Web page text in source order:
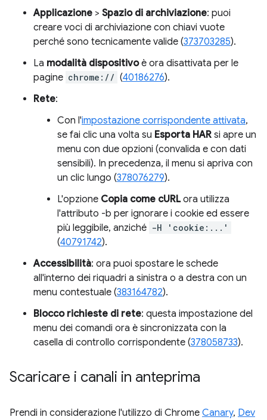
Applicazione > Spazio di archiviazione: puoi
creare voci di archiviazione con chiavi vuote
perché sono tecnicamente valide (373703285).
La modalità dispositivoè ora disattivata per le
pagine chrome:// (40186276).
Rete:
Con l'impostazione corrispondente attivata,
se fai clic una volta su Esporta HAR si apre un
menu con due opzioni (convalida e con dati
sensibili). In precedenza, il menu si apriva con
un clic lungo (378076279).
L'opzione Copia come cURLora utilizza
l'attributo -b per ignorare i cookie ed essere
più leggibile, anziché -H 'cookie:...'
(40791742).
Accessibilità: ora puoi spostare le schede
all'interno dei riquadri a sinistra o a destra con un
menu contestuale (383164782).
Blocco richieste di rete: questa impostazione del
menu dei comandi ora è sincronizzata con la
casella di controllo corrispondente (378058733).
Scaricare i canali in anteprima
Prendi in considerazione l'utilizzo di Chrome Canary, Dev